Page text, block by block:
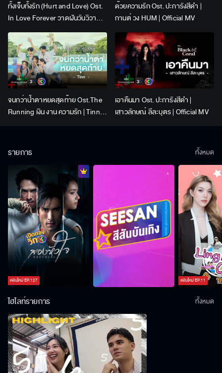
ทั้งเจ็บทั้งรัก (Hurt and Love) Ost.
In Love Forever วาดฝันวันวิวาห์ |
Lingling Kwong x Orm
Kornnaphat | Official Karaoke
ด้วยความรัก Ost. ปะการังสีดำ |
กานต์ วง HUM | Official MV
จนกว่าน้ำตาหยดสุดท้าย Ost.The
Running เงิน งาน ความรัก | Tinn |
เอาคืนมา Ost. ปะการังสีดำ |
เสาวลักษณ์ ลีละบุตร | Official MV
รายการ
ตอนใหม่EP.127 ตอนใหม่EP.11
ทั้งหมด
ไฮไลท์รายการ ทั้งหมด